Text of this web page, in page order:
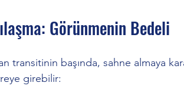
Görünmenin Bedeli
transitinin başında, sahne almaya
girebilir: